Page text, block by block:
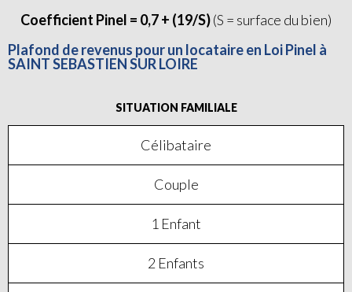
Coefficient Pinel = 0,7 + (19/S)(S = surface du bien)
Plafond de revenus pour un locataire en Loi Pinel à
SAINT SEBASTIEN SUR LOIRE
SITUATION FAMILIALE
Célibataire
Couple
1 Enfant
2 Enfants